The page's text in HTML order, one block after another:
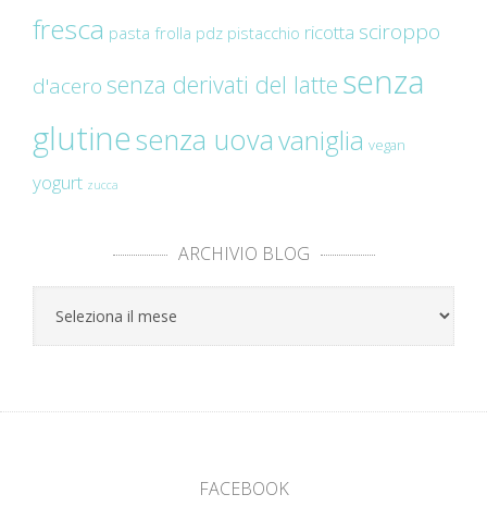
fresca pasta frolla pdz pistacchio ricotta sciroppo
d'acero senza derivati del latte senza
glutinesenza uovavaniglia vegan
yogurt zucca
ARCHIVIO BLOG
Archivio
Blog
FACEBOOK